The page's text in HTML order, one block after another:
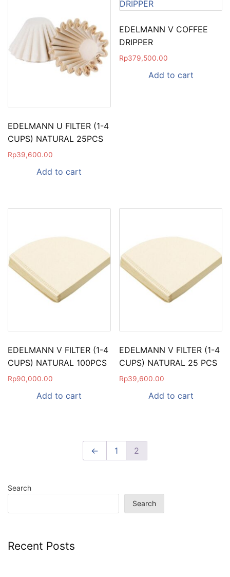
EDELMANN U FILTER (1-4
CUPS) NATURAL 25PCS
Rp39,600.00
Add to cart
EDELMANN V COFFEE
DRIPPER
Rp379,500.00
Add to cart
EDELMANN V FILTER (1-4
CUPS) NATURAL 100PCS
Rp90,000.00
Add to cart
EDELMANN V FILTER (1-4
CUPS) NATURAL 25 PCS
Rp39,600.00
Add to cart
← 1 2
Search
Search
Recent Posts